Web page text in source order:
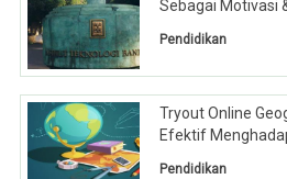
Sebagai Motivasi
Pendidikan
Tryout Online
Efektif
Pendidikan